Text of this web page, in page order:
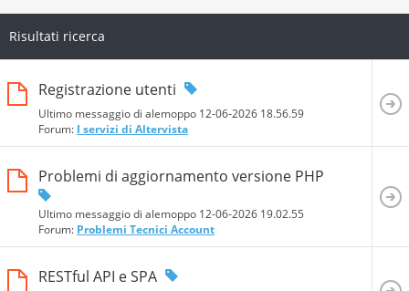
Risultati ricerca
Registrazione utenti
Ultimo messaggio di alemoppo 12-06-2026 18.56.59
Forum: I servizi di Altervista
Problemi di aggiornamento versione PHP
Ultimo messaggio di alemoppo 12-06-2026 19.02.55
Forum: Problemi Tecnici Account
RESTful API e SPA